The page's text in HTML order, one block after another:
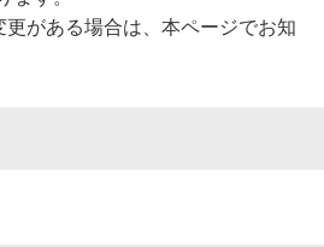
がある場合は、本ページでお知